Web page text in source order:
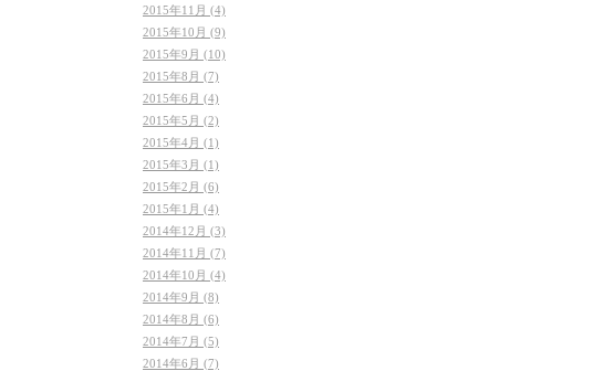
2015年11月 (4)
2015年10月 (9)
2015年9月 (10)
2015年8月 (7)
2015年6月 (4)
2015年5月 (2)
2015年4月 (1)
2015年3月 (1)
2015年2月 (6)
2015年1月 (4)
2014年12月 (3)
2014年11月 (7)
2014年10月 (4)
2014年9月 (8)
2014年8月 (6)
2014年7月 (5)
2014年6月 (7)